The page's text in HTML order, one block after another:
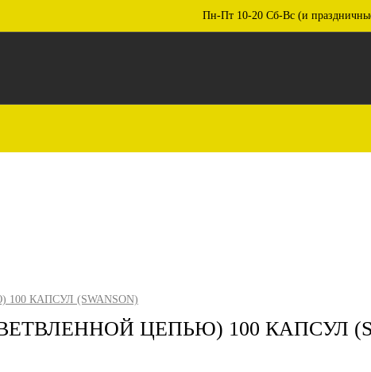
Пн-Пт 10-20 Сб-Вс (и
КАПСУЛ (SWANSON)
ЦЕПЬЮ) 100 КАПСУЛ